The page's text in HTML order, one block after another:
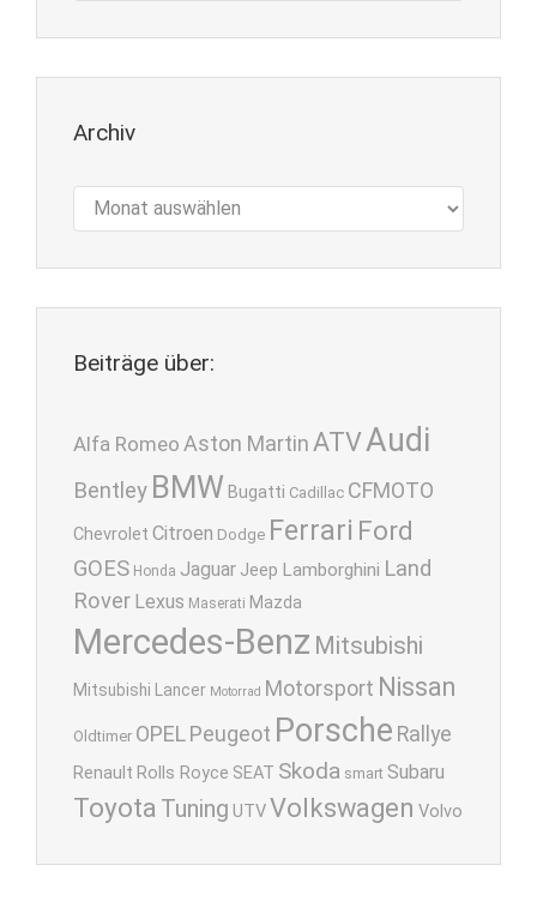
Archiv
Beiträge über:
Alfa Romeo Aston MartinATVAudi
Bentley BMW Bugatti Cadillac CFMOTO
Chevrolet Citroen Dodge Ferrari Ford
GOES Honda Jaguar Jeep Lamborghini Land
Rover Lexus Maserati Mazda
Mercedes-Benz Mitsubishi
Mitsubishi Lancer Motorrad Motorsport Nissan
Oldtimer OPELPeugeot Porsche Rallye
Renault Rolls Royce SEAT Skoda smart Subaru
Toyota Tuning UTVVolkswagen Volvo